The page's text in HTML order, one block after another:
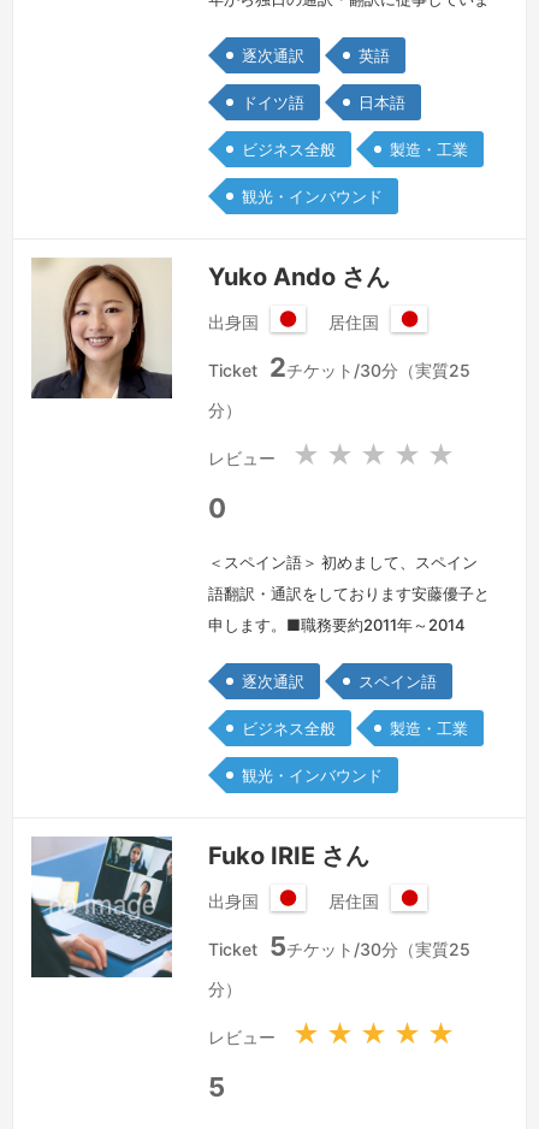
アNo.1」の技術力を誇るメーカー様が
多いため、自然と産業技術系が中心とな
り、また得意分野でもありますが、幅広
いお仕事に対応しています。続きを見
る »
逐次通訳 英語
ドイツ語 日本語
ビジネス全般 製造・工業
観光・インバウンド
Yuko Ando さん
出身国
本
居住国
本
Ticket 2チケット/30分（実質25
分）
レビュー ★ ★ ★ ★ ★
0
＜スペイン語＞ 初めまして、スペイン
語翻訳・通訳をしております安藤優子と
申します。■職務要約2011年～2014
にてパッケージ旅行「ルックJTB」の内
勤営業を担当しました。その後、8か月
間のオーストラリアへの英語留学を経
て、2016年～2019年、メキシコ・モン
法人にて、自動車部品メーカーでのスペ
を見る »
逐次通訳 スペイン語
ビジネス全般 製造・工業
観光・インバウンド
Fuko IRIE さん
出身国
本
居住国
本
Ticket 5チケット/30分（実質25
分）
レビュー ★ ★ ★ ★ ★
5